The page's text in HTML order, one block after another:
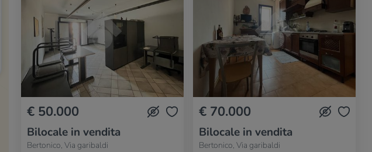
€ 50.000
Bilocale in vendita
Bertonico, Via garibaldi
€ 70.000
Bilocale in vendita
Bertonico, Via garibaldi